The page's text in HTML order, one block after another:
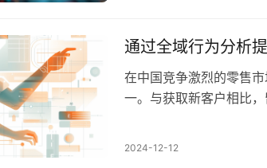
通过全域行为分析
在中国竞争激烈的零售
一。与获取新客户相比
2024-12-12